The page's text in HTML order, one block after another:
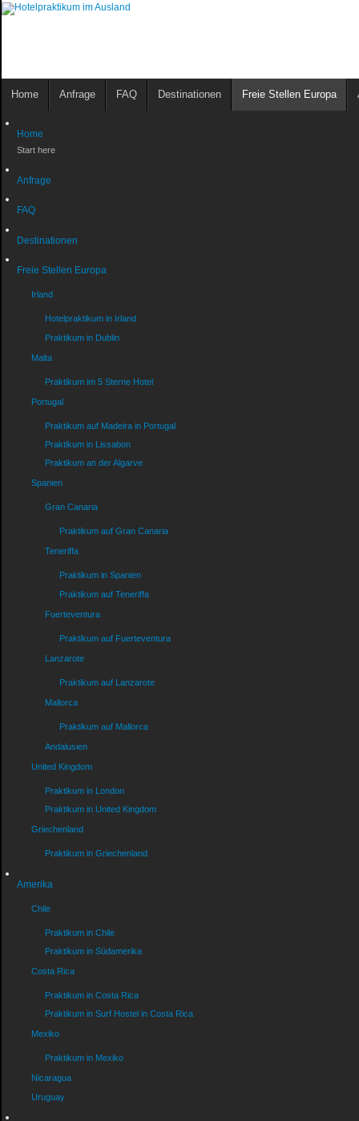
Home Anfrage FAQ Destinationen Freie Stellen Europa
Home
Start here
Anfrage
FAQ
Destinationen
Freie Stellen Europa
Irland
Hotelpraktikum in Irland
Praktikum in Dublin
Malta
Praktikum im 5 Sterne Hotel
Portugal
Praktikum auf Madeira in Portugal
Praktikum in Lissabon
Praktikum an der Algarve
Spanien
Gran Canaria
Praktikum auf Gran Canaria
Teneriffa
Praktikum in Spanien
Praktikum auf Teneriffa
Fuerteventura
Praktikum auf Fuerteventura
Lanzarote
Praktikum auf Lanzarote
Mallorca
Praktikum auf Mallorca
Andalusien
United Kingdom
Praktikum in London
Praktikum in United Kingdom
Griechenland
Praktikum in Griechenland
Amerika
Chile
Praktikum in Chile
Praktikum in Südamerika
Costa Rica
Praktikum in Costa Rica
Praktikum in Surf Hostel in Costa Rica
Mexiko
Praktikum in Mexiko
Nicaragua
Uruguay